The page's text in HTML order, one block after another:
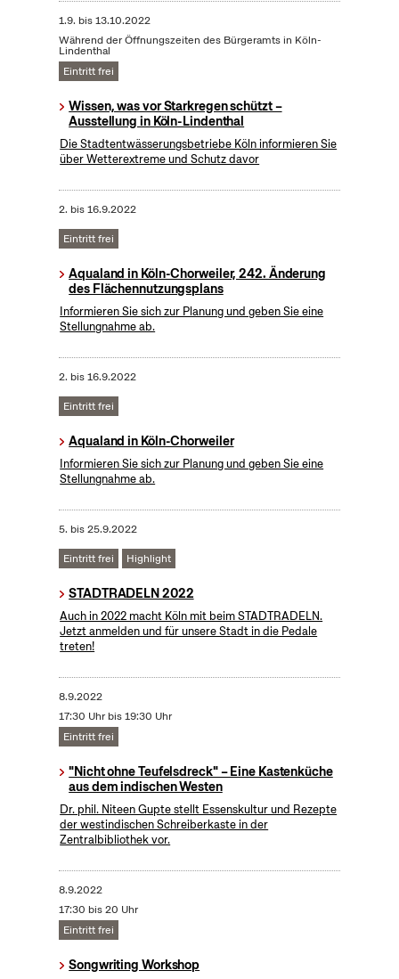
1.9. bis13.10.2022
Während der Öffnungszeiten des Bürgeramts in Köln-
Lindenthal
Eintritt frei
Wissen, was vor Starkregen schützt –
Ausstellung in Köln-Lindenthal
Die Stadtentwässerungsbetriebe Köln informieren Sie
über Wetterextreme und Schutz davor
2. bis16.9.2022
Eintritt frei
Aqualand in Köln-Chorweiler, 242. Änderung
des Flächennutzungsplans
Informieren Sie sich zur Planung und geben Sie eine
Stellungnahme ab.
2. bis16.9.2022
Eintritt frei
Aqualand in Köln-Chorweiler
Informieren Sie sich zur Planung und geben Sie eine
Stellungnahme ab.
5. bis25.9.2022
Eintritt frei Highlight
STADTRADELN 2022
Auch in 2022 macht Köln mit beim STADTRADELN.
Jetzt anmelden und für unsere Stadt in die Pedale
treten!
8.9.2022
17:30 Uhr bis 19:30 Uhr
Eintritt frei
"Nicht ohne Teufelsdreck" – Eine Kastenküche
aus dem indischen Westen
Dr. phil. Niteen Gupte stellt Essenskultur und Rezepte
der westindischen Schreiberkaste in der
Zentralbibliothek vor.
8.9.2022
17:30 bis 20 Uhr
Eintritt frei
Songwriting Workshop